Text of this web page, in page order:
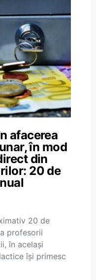
afacerea
în mod
din
20 de
20 de
profesorii
în același
își primesc